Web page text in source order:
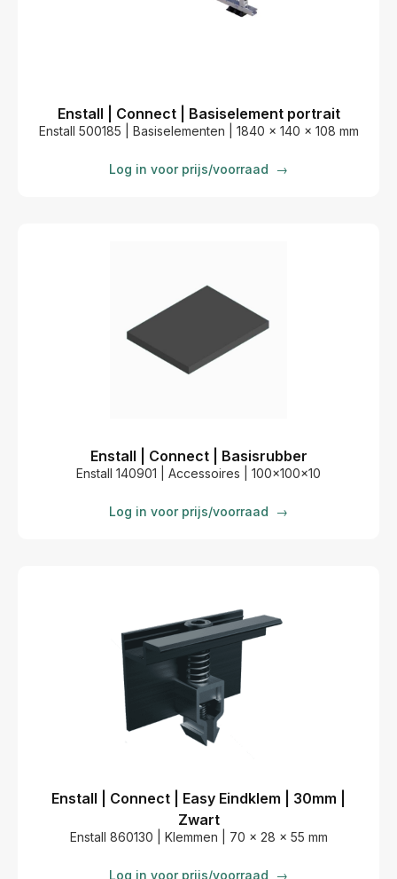
Enstall | Connect | Basiselement portrait
Enstall 500185 | Basiselementen | 1840 x 140 x 108 mm
Log in voor prijs/voorraad →
Enstall | Connect | Basisrubber
Enstall 140901 | Accessoires | 100x100x10
Log in voor prijs/voorraad →
Enstall | Connect | Easy Eindklem | 30mm |
Zwart
Enstall 860130 | Klemmen | 70 x 28 x 55 mm
Log in voor prijs/voorraad →